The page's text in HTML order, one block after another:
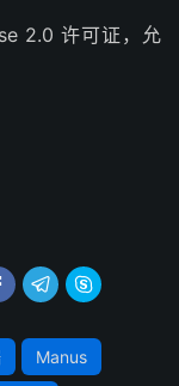
2.0 许可证，允
 
Manus